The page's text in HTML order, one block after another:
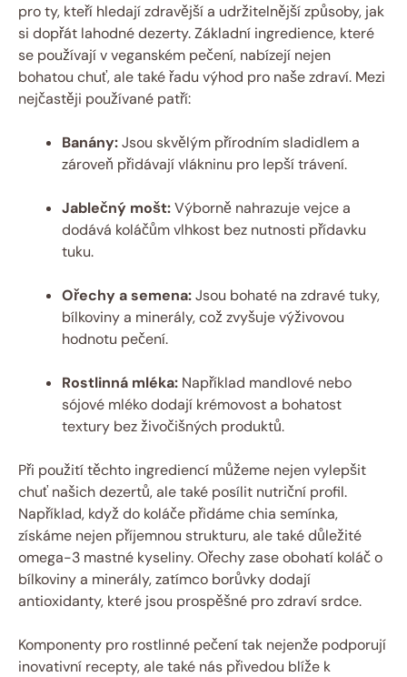
pro ty, kteří hledají zdravější a udržitelnější způsoby, jak
si dopřát lahodné dezerty. Základní ingredience, které
se používají v veganském pečení, nabízejí nejen
bohatou chuť, ale také řadu výhod pro naše zdraví. Mezi
nejčastěji používané patří:
Banány:Jsou skvělým přírodním sladidlem a
zároveň přidávají vlákninu pro lepší trávení.
Jablečný mošt:Výborně nahrazuje vejce a
dodává koláčům vlhkost bez nutnosti přídavku
tuku.
Ořechy a semena:Jsou bohaté na zdravé tuky,
bílkoviny a minerály, což zvyšuje výživovou
hodnotu pečení.
Rostlinná mléka: Například mandlové nebo
sójové mléko dodají krémovost a bohatost
textury bez živočišných produktů.
Při použití těchto ingrediencí můžeme nejen vylepšit
chuť našich dezertů, ale také posílit nutriční profil.
Například, když do koláče přidáme chia semínka,
získáme nejen příjemnou strukturu, ale také důležité
omega-3 mastné kyseliny. Ořechy zase obohatí koláč o
bílkoviny a minerály, zatímco borůvky dodají
antioxidanty, které jsou prospěšné pro zdraví srdce.
Komponenty pro rostlinné pečení tak nejenže podporují
inovativní recepty, ale také nás přivedou blíže k